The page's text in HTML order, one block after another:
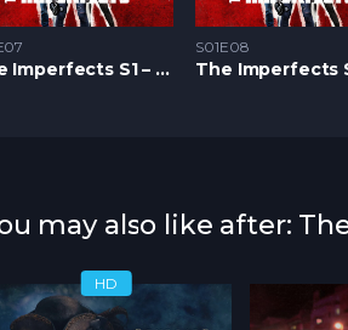
The Imperfects S1 – Epizoda 07
S01E08
may also like after:
HD